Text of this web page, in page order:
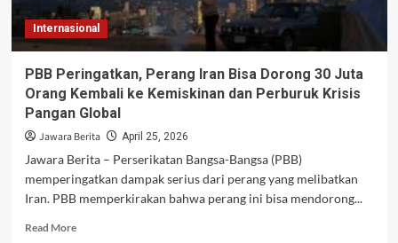
Internasional
PBB Peringatkan, Perang Iran Bisa Dorong 30 Juta
Orang Kembali ke Kemiskinan dan Perburuk Krisis
Pangan Global
Jawara Berita April 25, 2026
Jawara Berita – Perserikatan Bangsa-Bangsa (PBB)
memperingatkan dampak serius dari perang yang melibatkan
Iran. PBB memperkirakan bahwa perang ini bisa mendorong...
Read MoreRead